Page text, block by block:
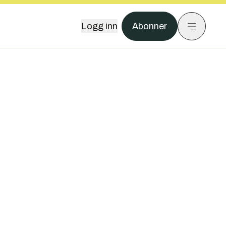
Logg inn Abonner